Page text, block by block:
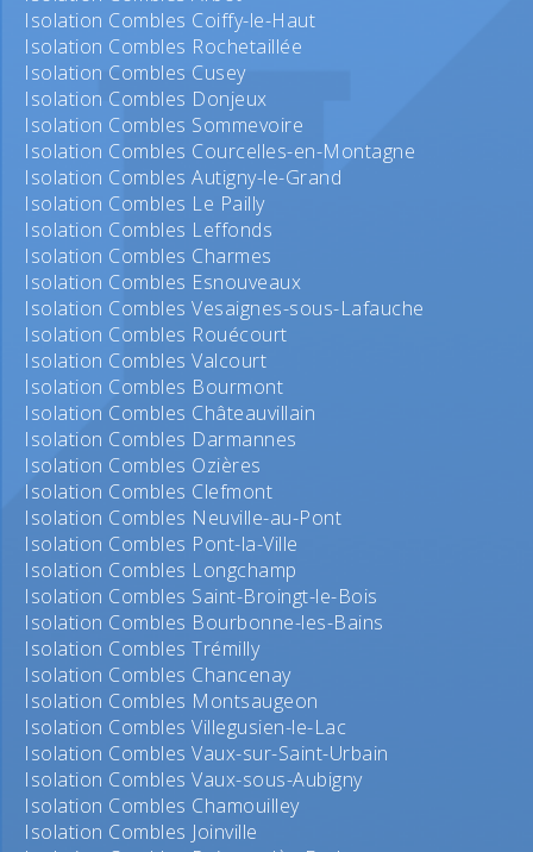
Isolation Combles Coiffy-le-Haut
Isolation Combles Rochetaillée
Isolation Combles Cusey
Isolation Combles Donjeux
Isolation Combles Sommevoire
Isolation Combles Courcelles-en-Montagne
Isolation Combles Autigny-le-Grand
Isolation Combles Le Pailly
Isolation Combles Leffonds
Isolation Combles Charmes
Isolation Combles Esnouveaux
Isolation Combles Vesaignes-sous-Lafauche
Isolation Combles Rouécourt
Isolation Combles Valcourt
Isolation Combles Bourmont
Isolation Combles Châteauvillain
Isolation Combles Darmannes
Isolation Combles Ozières
Isolation Combles Clefmont
Isolation Combles Neuville-au-Pont
Isolation Combles Pont-la-Ville
Isolation Combles Longchamp
Isolation Combles Saint-Broingt-le-Bois
Isolation Combles Bourbonne-les-Bains
Isolation Combles Trémilly
Isolation Combles Chancenay
Isolation Combles Montsaugeon
Isolation Combles Villegusien-le-Lac
Isolation Combles Vaux-sur-Saint-Urbain
Isolation Combles Vaux-sous-Aubigny
Isolation Combles Chamouilley
Isolation Combles Joinville